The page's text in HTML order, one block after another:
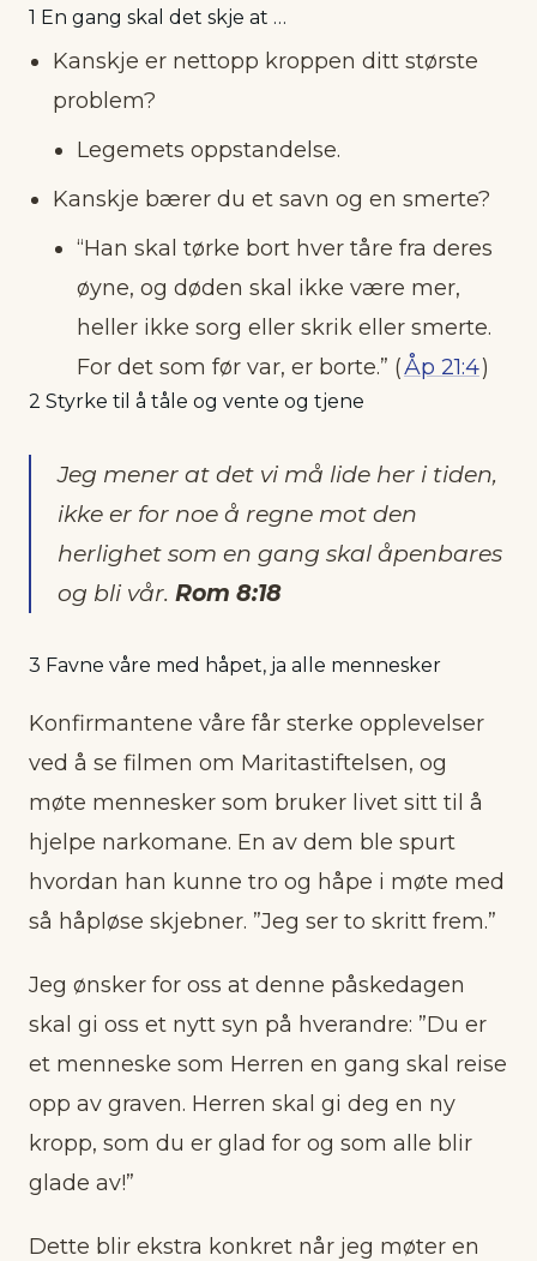
1 En gang skal det skje at …
Kanskje er nettopp kroppen ditt største
problem?
Legemets oppstandelse.
Kanskje bærer du et savn og en smerte?
“Han skal tørke bort hver tåre fra deres
øyne, og døden skal ikke være mer,
heller ikke sorg eller skrik eller smerte.
For det som før var, er borte.” (Åp 21:4)
2 Styrke til å tåle og vente og tjene
Jeg mener at det vi må lide her i tiden,
ikke er for noe å regne mot den
herlighet som en gang skal åpenbares
og bli vår. Rom 8:18
3 Favne våre med håpet, ja alle mennesker
Konfirmantene våre får sterke opplevelser
ved å se filmen om Maritastiftelsen, og
møte mennesker som bruker livet sitt til å
hjelpe narkomane. En av dem ble spurt
hvordan han kunne tro og håpe i møte med
så håpløse skjebner. ”Jeg ser to skritt frem.”
Jeg ønsker for oss at denne påskedagen
skal gi oss et nytt syn på hverandre: ”Du er
et menneske som Herren en gang skal reise
opp av graven. Herren skal gi deg en ny
kropp, som du er glad for og som alle blir
glade av!”
Dette blir ekstra konkret når jeg møter en